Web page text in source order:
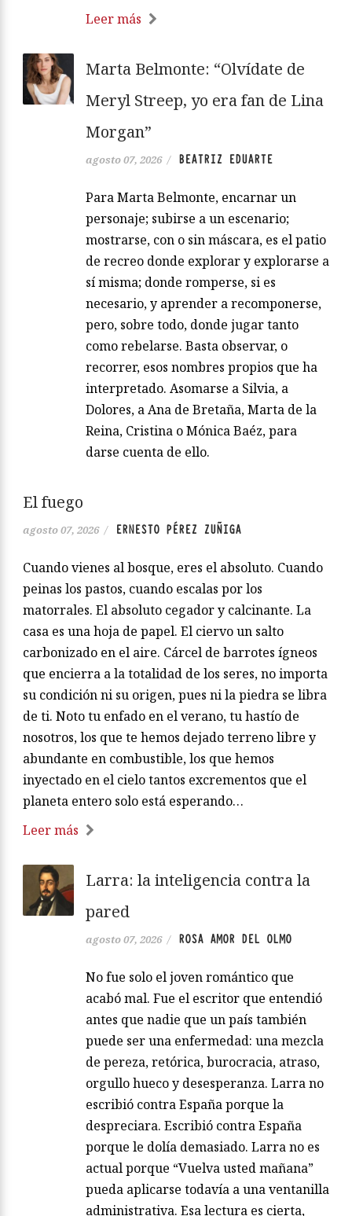
Leer más
Marta Belmonte: “Olvídate de
Meryl Streep, yo era fan de Lina
Morgan”
agosto 07, 2026 / BEATRIZ EDUARTE
Para Marta Belmonte, encarnar un
personaje; subirse a un escenario;
mostrarse, con o sin máscara, es el patio
de recreo donde explorar y explorarse a
sí misma; donde romperse, si es
necesario, y aprender a recomponerse,
pero, sobre todo, donde jugar tanto
como rebelarse. Basta observar, o
recorrer, esos nombres propios que ha
interpretado. Asomarse a Silvia, a
Dolores, a Ana de Bretaña, Marta de la
Reina, Cristina o Mónica Baéz, para
darse cuenta de ello.
El fuego
agosto 07, 2026 / ERNESTO PÉREZ ZUÑIGA
Cuando vienes al bosque, eres el absoluto. Cuando
peinas los pastos, cuando escalas por los
matorrales. El absoluto cegador y calcinante. La
casa es una hoja de papel. El ciervo un salto
carbonizado en el aire. Cárcel de barrotes ígneos
que encierra a la totalidad de los seres, no importa
su condición ni su origen, pues ni la piedra se libra
de ti. Noto tu enfado en el verano, tu hastío de
nosotros, los que te hemos dejado terreno libre y
abundante en combustible, los que hemos
inyectado en el cielo tantos excrementos que el
planeta entero solo está esperando…
Leer más
Larra: la inteligencia contra la
pared
agosto 07, 2026 / ROSA AMOR DEL OLMO
No fue solo el joven romántico que
acabó mal. Fue el escritor que entendió
antes que nadie que un país también
puede ser una enfermedad: una mezcla
de pereza, retórica, burocracia, atraso,
orgullo hueco y desesperanza. Larra no
escribió contra España porque la
despreciara. Escribió contra España
porque le dolía demasiado. Larra no es
actual porque “Vuelva usted mañana”
pueda aplicarse todavía a una ventanilla
administrativa. Esa lectura es cierta,